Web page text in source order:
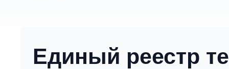
Единый реестр